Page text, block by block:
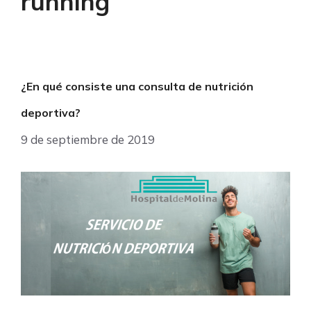
¿En qué consiste una consulta de nutrición
deportiva?
9 de septiembre de 2019